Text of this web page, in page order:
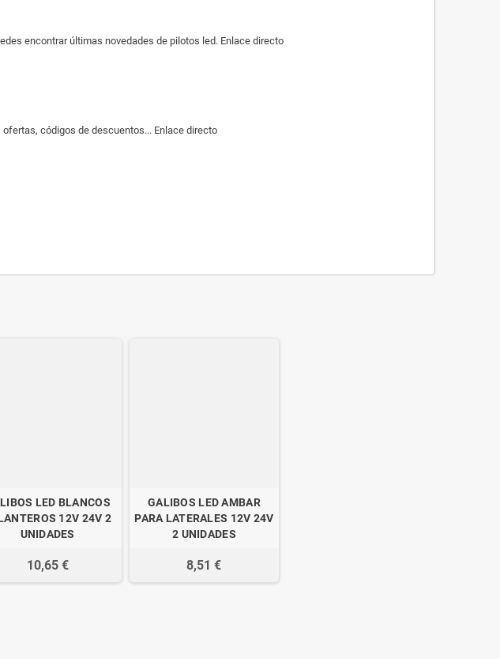
encontrar últimas novedades de pilotos led. Enlace directo
códigos de descuentos... Enlace directo
LED BLANCOS
12V 24V 2
UNIDADES
10,65 €
GALIBOS LED AMBAR
PARA LATERALES 12V 24V
2 UNIDADES
8,51 €